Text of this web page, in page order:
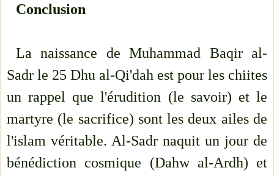
Conclusion
La naissance de Muhammad Baqir al-
Sadr le 25 Dhu al-Qi'dah est pour les chiites
un rappel que l'érudition (le savoir) et le
martyre (le sacrifice) sont les deux ailes de
l'islam véritable. Al-Sadr naquit un jour de
bénédiction cosmique (Dahw al-Ardh) et